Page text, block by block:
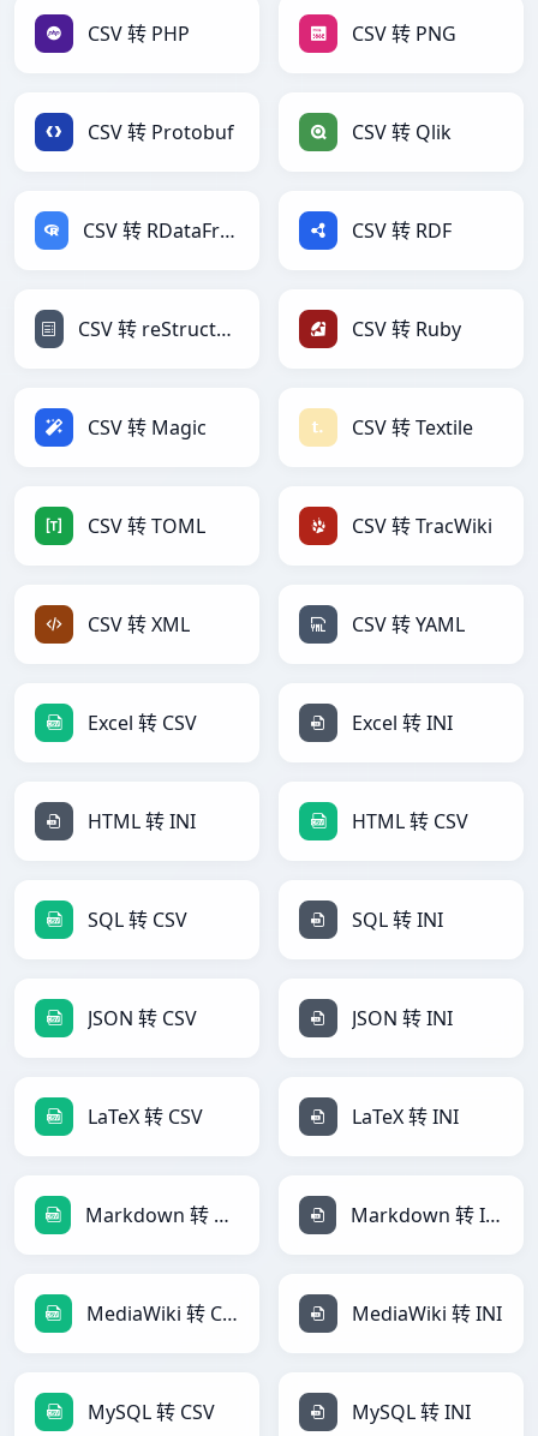
CSV 转 PHP CSV 转 PNG
CSV 转 Protobuf CSV 转 Qlik
CSV 转 RDataFrame CSV 转 RDF
CSV 转 reStructuredText CSV 转 Ruby
CSV 转 Magic CSV 转 Textile
CSV 转 TOML CSV 转 TracWiki
CSV 转 XML CSV 转 YAML
Excel 转 CSV Excel 转 INI
HTML 转 INI HTML 转 CSV
SQL 转 CSV SQL 转 INI
JSON 转 CSV JSON 转 INI
LaTeX 转 CSV LaTeX 转 INI
Markdown 转 CSV Markdown 转 INI
MediaWiki 转 CSV MediaWiki 转 INI
MySQL 转 CSV MySQL 转 INI